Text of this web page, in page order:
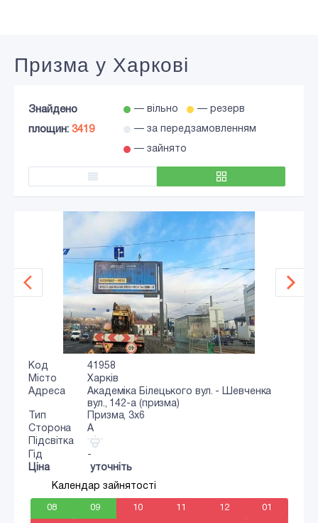
Призма у Харкові
Знайдено
площин: 3419
— вільно — резерв
— за передзамовленням
— зайнято
Код
41958
Місто
Харків
Адреса
Академіка Білецького вул. - Шевченка
вул., 142-а (призма)
Тип
Призма, 3x6
Сторона
A
Підсвітка
Гід
-
Ціна
уточніть
Календар зайнятості
08 09 10 11 12 01